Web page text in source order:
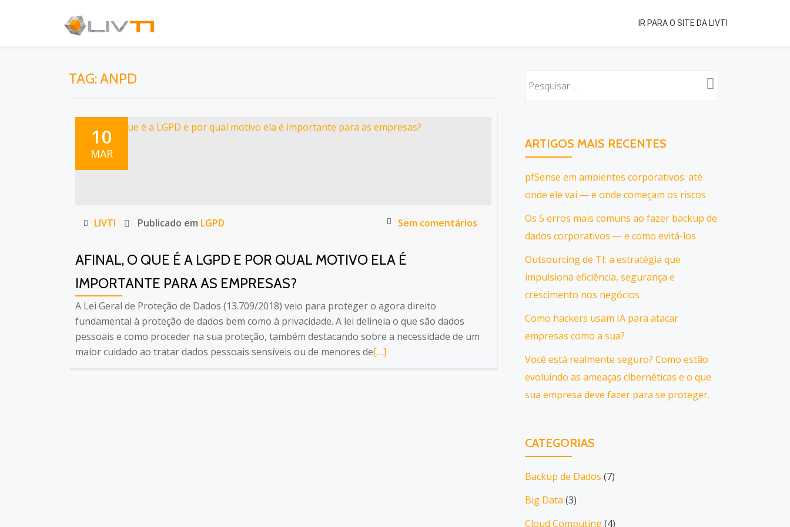
IR PARA O SITE DA LIVTI
TAG:ANPD
10
MAR
LIVTI Publicado em LGPD Sem comentários
AFINAL, O QUE É A LGPD E POR QUAL MOTIVO ELA É
IMPORTANTE PARA AS EMPRESAS?
A Lei Geral de Proteção de Dados (13.709/2018) veio para proteger o agora direito
fundamental à proteção de dados bem como à privacidade. A lei delineia o que são dados
pessoais e como proceder na sua proteção, também destacando sobre a necessidade de um
maior cuidado ao tratar dados pessoais sensíveis ou de menores deLeia
[…]
ARTIGOS MAIS RECENTES
pfSense em ambientes corporativos: até
onde ele vai — e onde começam os riscos
Os 5 erros mais comuns ao fazer backup de
dados corporativos — e como evitá-los
Outsourcing de TI: a estratégia que
impulsiona eficiência, segurança e
crescimento nos negócios
Como hackers usam IA para atacar
empresas como a sua?
Você está realmente seguro? Como estão
evoluindo as ameaças cibernéticas e o que
sua empresa deve fazer para se proteger.
CATEGORIAS
Backup de Dados (7)
Big Data (3)
Cloud Computing(4)
Menu